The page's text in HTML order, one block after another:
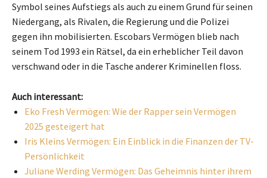
Symbol seines Aufstiegs als auch zu einem Grund für seinen
Niedergang, als Rivalen, die Regierung und die Polizei
gegen ihn mobilisierten. Escobars Vermögen blieb nach
seinem Tod 1993 ein Rätsel, da ein erheblicher Teil davon
verschwand oder in die Tasche anderer Kriminellen floss.
Auch interessant:
Eko Fresh Vermögen: Wie der Rapper sein Vermögen
2025 gesteigert hat
Iris Kleins Vermögen: Ein Einblick in die Finanzen der TV-
Persönlichkeit
Juliane Werding Vermögen: Das Geheimnis hinter ihrem